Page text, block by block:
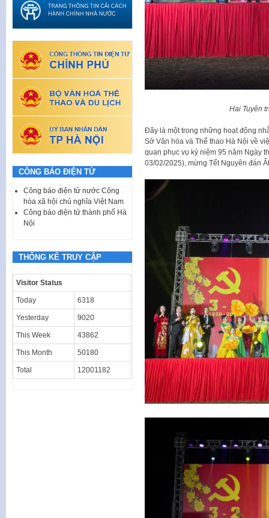
Hai Tuyên
Đây là một trong những hoạt động
Sở Văn hóa và Thể thao Hà Nội về
quan phục vụ kỷ niệm 95 năm Ngày
03/02/2025), mừng Tết Nguyên đán
CÔNG BÁO ĐIỆN TỬ
Công báo điện tử nước Cộng
hòa xã hội chủ nghĩa Việt Nam
Công báo điện tử thành phố Hà
Nội
THỐNG KÊ TRUY CẬP
Visitor Status
Today 6318
Yesterday 9020
This Week 43862
This Month 50180
Total 12001182